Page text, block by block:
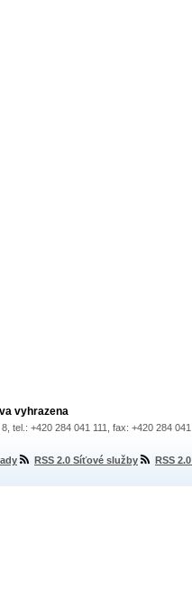
vyhrazena
tel.: +420 284 041 111, fax: +420 284
RSS 2.0 Síťové služby RSS